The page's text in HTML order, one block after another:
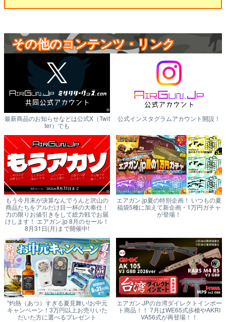
その他のコンテンツ・リンク
最新商品のお知らせなどは公式X（Twit
ter）でも
公式インスタグラムアカウント開設！
もう今月末が決算なんでうんと沢山の
商品たちをアルだけ目一杯の大奉仕！
力の限りお値引きをして総力戦でお届
けします！ エアガン.jp 8月のセール！
8月31日(月)まで開催中!
エアガン.jp夏の特別企画！ いつもの夏
福袋5種に加えて新企画・1万円ガチャ
が登場！
"灼熱（あつ）すぎる夏見舞い!お中元
キャンペーン！3万円以上お売りいた
だいた方に選べるプレゼント
エアガン.JPの台湾ダイレクトインポー
ト商品！！ 7月はWE65式歩槍やAKRI
VA56式が再登場！！